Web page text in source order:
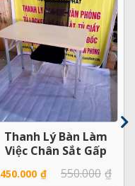
Thanh Lý Bàn Làm
Việc Chân Sắt Gấp
450.000 ₫ 550.000 ₫